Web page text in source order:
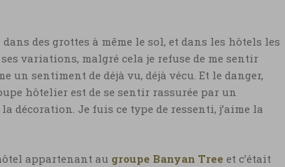
des grottes à même le sol, et dans les hôtels les
variations, malgré cela je refuse de me sentir
un sentiment de déjà vu, déjà vécu. Et le danger,
hôtelier est de se sentir rassurée par un
décoration. Je fuis ce type de ressenti, j’aime la
appartenant au groupe Banyan Tree et c’était